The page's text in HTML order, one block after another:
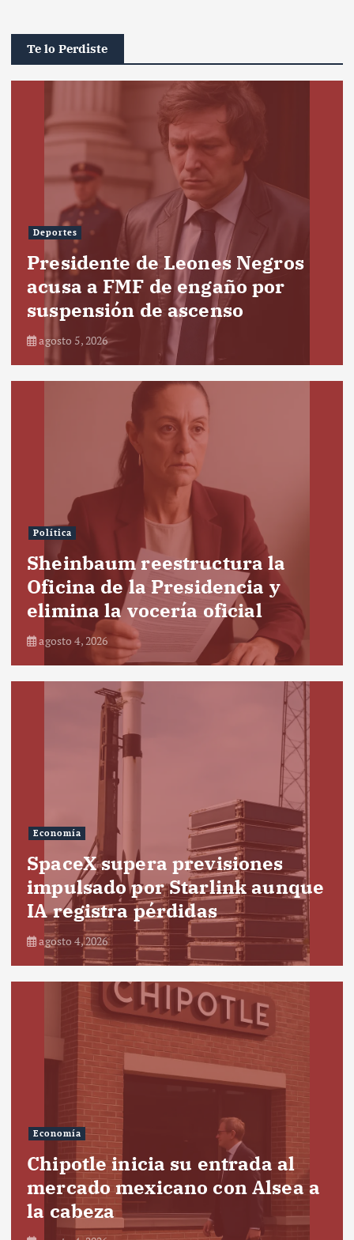
Te lo Perdiste
Deportes
Presidente de Leones Negros
acusa a FMF de engaño por
suspensión de ascenso
agosto 5, 2026
Política
Sheinbaum reestructura la
Oficina de la Presidencia y
elimina la vocería oficial
agosto 4, 2026
Economía
SpaceX supera previsiones
impulsado por Starlink aunque
IA registra pérdidas
agosto 4, 2026
Economía
Chipotle inicia su entrada al
mercado mexicano con Alsea a
la cabeza